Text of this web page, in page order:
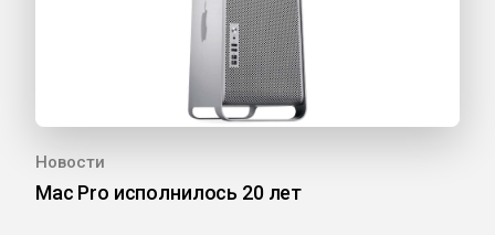
Новости
Mac Pro исполнилось 20 лет